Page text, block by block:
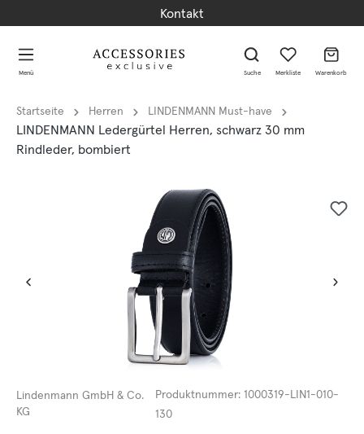
Kontakt
Menü Suche Merkliste Warenkorb
Startseite Herren LINDENMANN Must-have
LINDENMANN Ledergürtel Herren, schwarz 30 mm
Rindleder, bombiert
Lindenmann GmbH & Co.
KG
Produktnummer: 1000319-LIN1-010-
130